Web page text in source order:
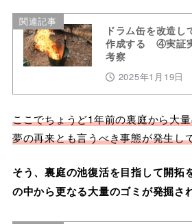
関連記事
ドラム缶を改造
作成する ④実証
考察
2025年1月19日
ここでちょうど1年前の裏庭から大
夢の再来とも言うべき事態が発生し
そう、裏庭の池復活を目指して開拓
の中から更なる大量のゴミが発掘さ